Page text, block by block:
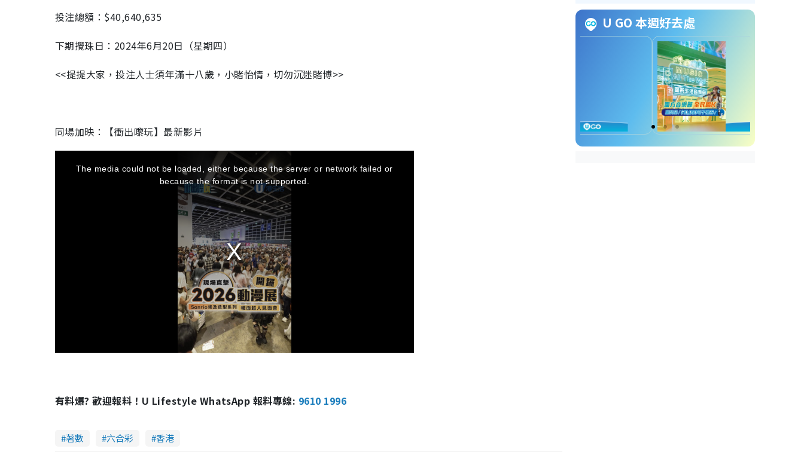
投注總額：$40,640,635
下期攪珠日：2024年6月20日（星期四）
<<提提大家，投注人士須年滿十八歲，小賭怡情，切勿沉迷賭博>>
同場加映：【衝出嚟玩】最新影片
The media could not be loaded, either because the server or network failed or
because the format is not supported.
有料爆? 歡迎報料！U Lifestyle WhatsApp 報料專線: 9610 1996
著數 六合彩 香港
U GO 本週好去處